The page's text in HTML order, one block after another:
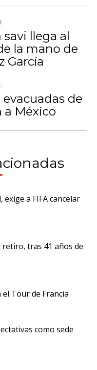
llega al
la mano de
García
de
a México
exige a FIFA cancelar
retiro, tras 41 años de
Tour de Francia
como sede